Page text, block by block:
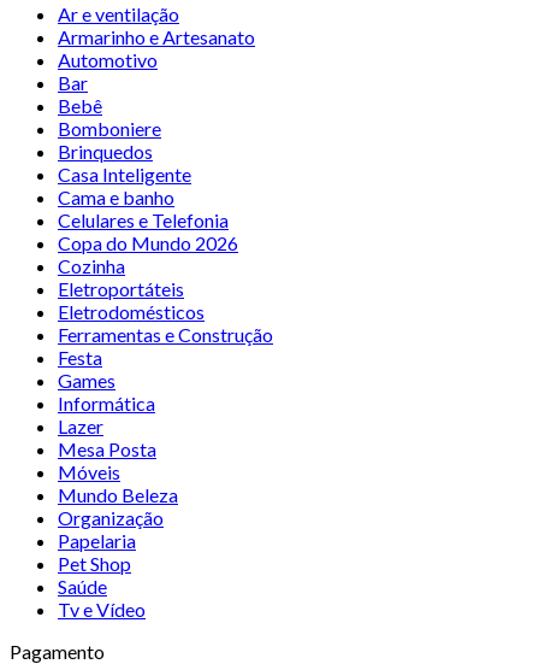
Ar e ventilação
Armarinho e Artesanato
Automotivo
Bar
Bebê
Bomboniere
Brinquedos
Casa Inteligente
Cama e banho
Celulares e Telefonia
Copa do Mundo 2026
Cozinha
Eletroportáteis
Eletrodomésticos
Ferramentas e Construção
Festa
Games
Informática
Lazer
Mesa Posta
Móveis
Mundo Beleza
Organização
Papelaria
Pet Shop
Saúde
Tv e Vídeo
Pagamento